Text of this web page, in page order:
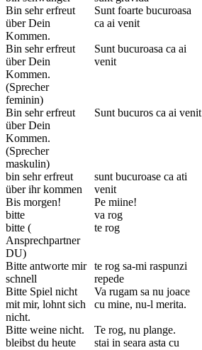
Bin sehr erfreut
über Dein
Kommen.
Sunt foarte bucuroasa
ca ai venit
Bin sehr erfreut
über Dein
Kommen.
(Sprecher
feminin)
Sunt bucuroasa ca ai
venit
Bin sehr erfreut
über Dein
Kommen.
(Sprecher
maskulin)
Sunt bucuros ca ai venit
bin sehr erfreut
über ihr kommen
sunt bucuroase ca ati
venit
Bis morgen! Pe miine!
bitte
va rog
bitte (
Ansprechpartner
DU)
te rog
Bitte antworte mir
schnell
te rog sa-mi raspunzi
repede
Bitte Spiel nicht
mit mir, lohnt sich
nicht.
Va rugam sa nu joace
cu mine, nu-l merita.
Bitte weine nicht. Te rog, nu plange.
bleibst du heute
stai in seara asta cu